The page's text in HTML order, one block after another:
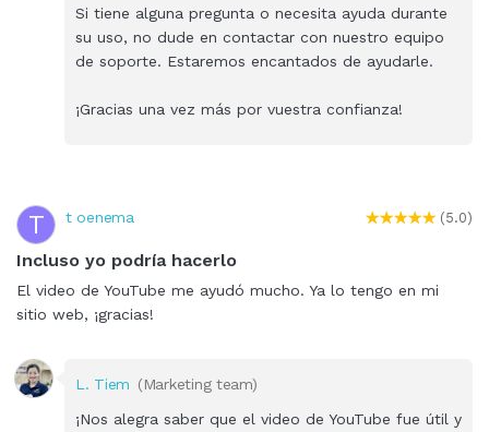
Si tiene alguna pregunta o necesita ayuda durante
su uso, no dude en contactar con nuestro equipo
de soporte. Estaremos encantados de ayudarle.
¡Gracias una vez más por vuestra confianza!
T t oenema (5.0)
Incluso yo podría hacerlo
El video de YouTube me ayudó mucho. Ya lo tengo en mi
sitio web, ¡gracias!
L. Tiem (Marketing team)
¡Nos alegra saber que el video de YouTube fue útil y